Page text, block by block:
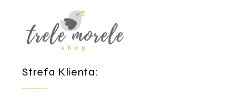
Strefa Klienta: